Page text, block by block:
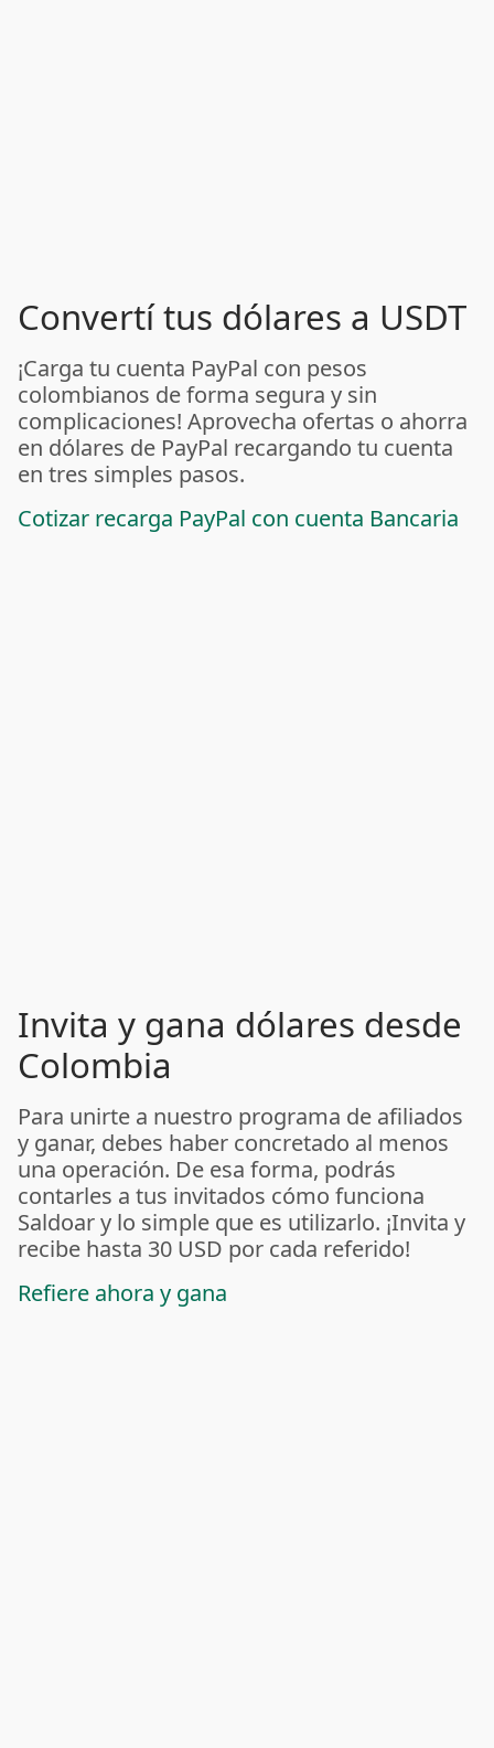
Convertí tus dólares a USDT
¡Carga tu cuenta PayPal con pesos
colombianos de forma segura y sin
complicaciones! Aprovecha ofertas o ahorra
en dólares de PayPal recargando tu cuenta
en tres simples pasos.
Cotizar recarga PayPal con cuenta Bancaria
Invita y gana dólares desde
Colombia
Para unirte a nuestro programa de afiliados
y ganar, debes haber concretado al menos
una operación. De esa forma, podrás
contarles a tus invitados cómo funciona
Saldoar y lo simple que es utilizarlo. ¡Invita y
recibe hasta 30 USD por cada referido!
Refiere ahora y gana